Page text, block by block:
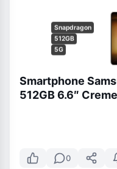
Snapdragon
512GB
5G
Smartphone
512GB 6.6″
0